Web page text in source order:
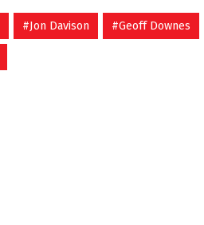
#Jon Davison #Geoff Downes